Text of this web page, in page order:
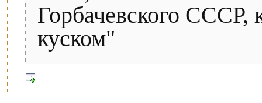
Горбачевского СССР,
куском"